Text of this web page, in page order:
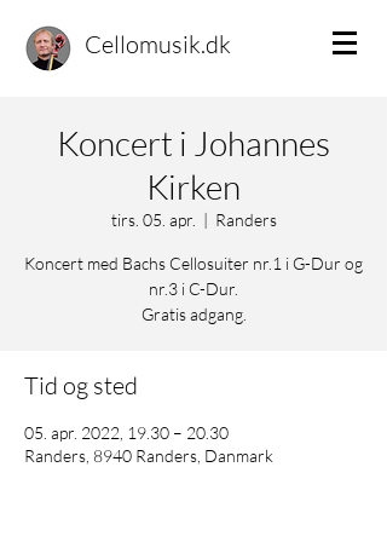
Cellomusik.dk
Koncert i Johannes
Kirken
tirs. 05. apr.
  |
Randers
Koncert med Bachs Cellosuiter nr.1 i G-Dur og
nr.3 i C-Dur.
Gratis adgang.
Tid og sted
05. apr. 2022, 19.30 – 20.30
Randers, 8940 Randers, Danmark